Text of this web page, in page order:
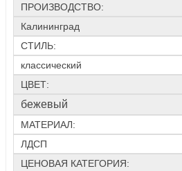
ПРОИЗВОДСТВО:
Калининград
СТИЛЬ:
классический
ЦВЕТ:
бежевый
МАТЕРИАЛ:
ЛДСП
ЦЕНОВАЯ КАТЕГОРИЯ: